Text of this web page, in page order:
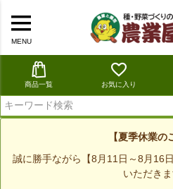
MENU
商品一覧 お気に入り
【夏季休業の
誠に勝手ながら【8月11日～8月16
いただきま